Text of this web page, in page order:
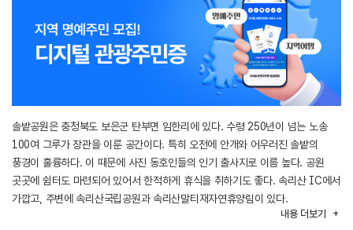
솔밭공원은 충청북도 보은군 탄부면 임한리에 있다. 수령 250년이 넘는 노송
100여 그루가 장관을 이룬 공간이다. 특히 오전에 안개와 어우러진 솔밭의
풍경이 훌륭하다. 이 때문에 사진 동호인들의 인기 출사지로 이름 높다. 공원
곳곳에 쉼터도 마련되어 있어서 한적하게 휴식을 취하기도 좋다. 속리산 IC에서
가깝고, 주변에 속리산국립공원과 속리산말티재자연휴양림이 있다.
내용 더보기